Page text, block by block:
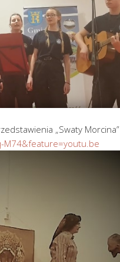
„Swaty Morcina”
M74&feature=youtu.be